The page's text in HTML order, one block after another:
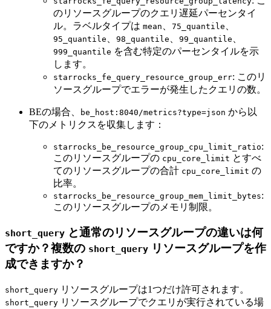
のリソースグループのクエリ遅延パーセンタイ
ル。ラベルタイプは mean 75_quantile
95_quantile 98_quantile 99_quantile
999_quantile を含む特定のパーセンタイルを示
します。
starrocks_fe_query_resource_group_err: このリ
ソースグループでエラーが発生したクエリの数。
BEの場合、 be_host:8040/metrics?type=json から以
下のメトリクスを収集します：
starrocks_be_resource_group_cpu_limit_ratio:
このリソースグループの cpu_core_limit とすべ
てのリソースグループの合計 cpu_core_limit の
比率。
starrocks_be_resource_group_mem_limit_bytes:
このリソースグループのメモリ制限。
short_query と通常のリソースグループの違いは何
ですか？複数の short_query リソースグループを作
成できますか？
short_query リソースグループは1つだけ許可されます。
short_query リソースグループでクエリが実行されている場